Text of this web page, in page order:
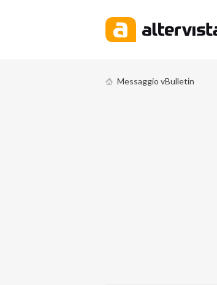
Messaggio vBulletin